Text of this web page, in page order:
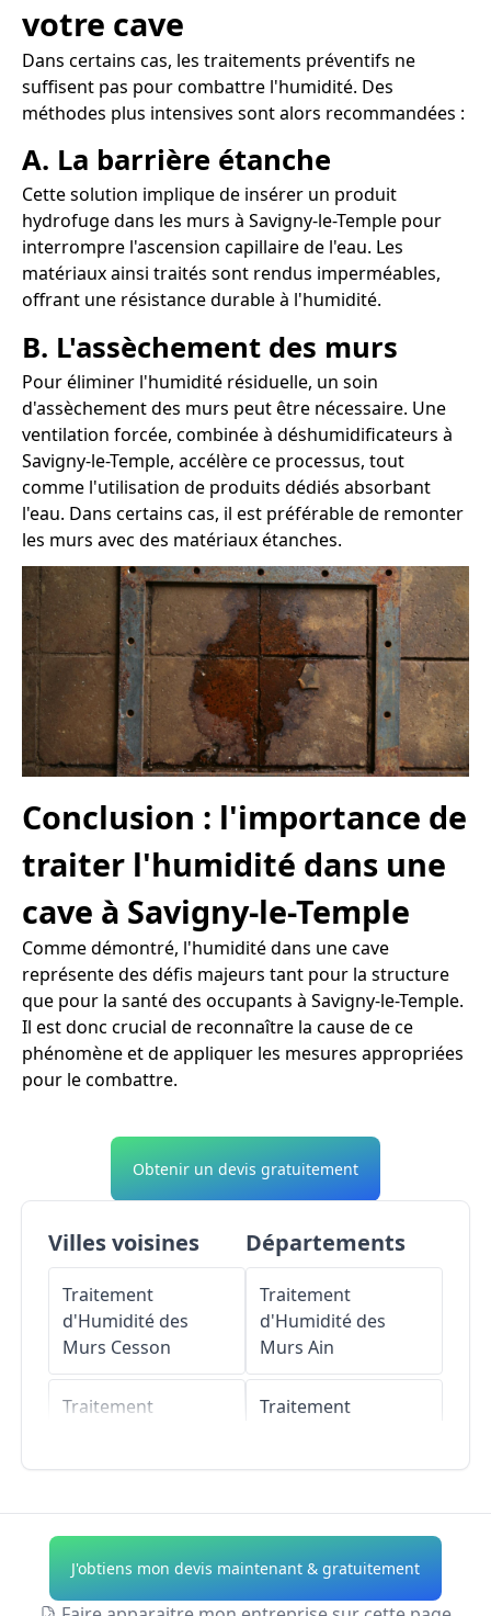
votre cave
Dans certains cas, les traitements préventifs ne
suffisent pas pour combattre l'humidité. Des
méthodes plus intensives sont alors recommandées :
A. La barrière étanche
Cette solution implique de insérer un produit
hydrofuge dans les murs à Savigny-le-Temple pour
interrompre l'ascension capillaire de l'eau. Les
matériaux ainsi traités sont rendus imperméables,
offrant une résistance durable à l'humidité.
B. L'assèchement des murs
Pour éliminer l'humidité résiduelle, un soin
d'assèchement des murs peut être nécessaire. Une
ventilation forcée, combinée à déshumidificateurs à
Savigny-le-Temple, accélère ce processus, tout
comme l'utilisation de produits dédiés absorbant
l'eau. Dans certains cas, il est préférable de remonter
les murs avec des matériaux étanches.
Conclusion : l'importance de
traiter l'humidité dans une
cave à Savigny-le-Temple
Comme démontré, l'humidité dans une cave
représente des défis majeurs tant pour la structure
que pour la santé des occupants à Savigny-le-Temple.
Il est donc crucial de reconnaître la cause de ce
phénomène et de appliquer les mesures appropriées
pour le combattre.
Obtenir un devis gratuitement
Villes voisines
Traitement
d'Humidité des
Murs Cesson
Traitement
Traitement
d'Humidité des
Murs Vert-Saint-
Denis
Départements
Traitement
d'Humidité des
Murs Ain
Traitement
Traitement
d'Humidité des
Murs Allier
J'obtiens mon devis maintenant & gratuitement